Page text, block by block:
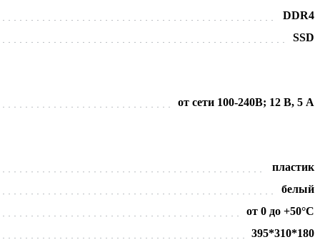
DDR4
SSD
от сети 100-240В; 12 В, 5 А
пластик
белый
от 0 до +50°С
395*310*180